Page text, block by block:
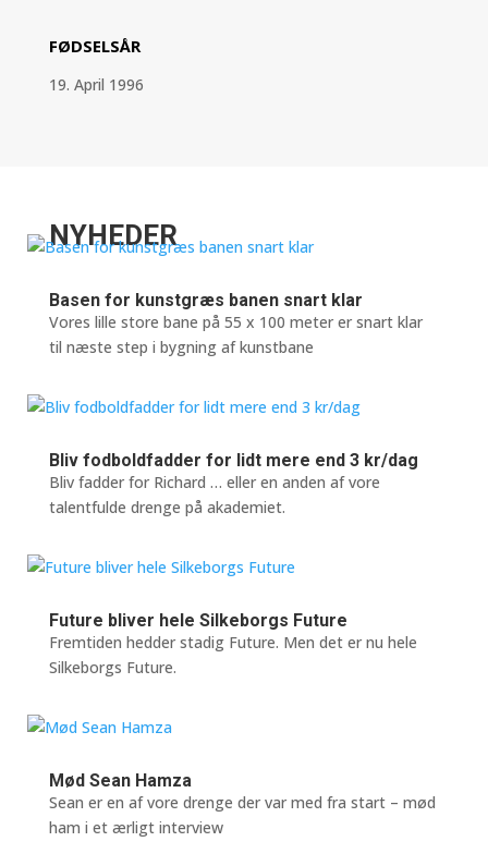
FØDSELSÅR
19. April 1996
NYHEDER
Basen for kunstgræs banen snart klar
Vores lille store bane på 55 x 100 meter er snart klar
til næste step i bygning af kunstbane
Bliv fodboldfadder for lidt mere end 3 kr/dag
Bliv fadder for Richard … eller en anden af vore
talentfulde drenge på akademiet.
Future bliver hele Silkeborgs Future
Fremtiden hedder stadig Future. Men det er nu hele
Silkeborgs Future.
Mød Sean Hamza
Sean er en af vore drenge der var med fra start – mød
ham i et ærligt interview